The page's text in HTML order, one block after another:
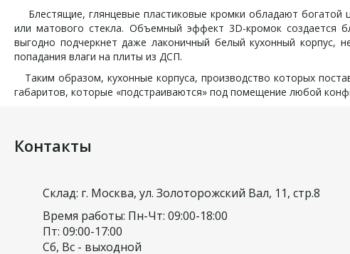
Блестящие, глянцевые пластиковые кромки обладают богатой
или матового стекла. Объемный эффект 3D-кромок создается
выгодно подчеркнет даже лаконичный белый кухонный
попадания влаги на плиты из ДСП.
Таким образом, кухонные корпуса, производство которых
габаритов, которые «подстраиваются» под помещение любой
Контакты
Склад: г. Москва, ул. Золоторожский Вал, 11, стр.8
Время работы: Пн-Чт: 09:00-18:00
Пт: 09:00-17:00
Сб, Вс - выходной